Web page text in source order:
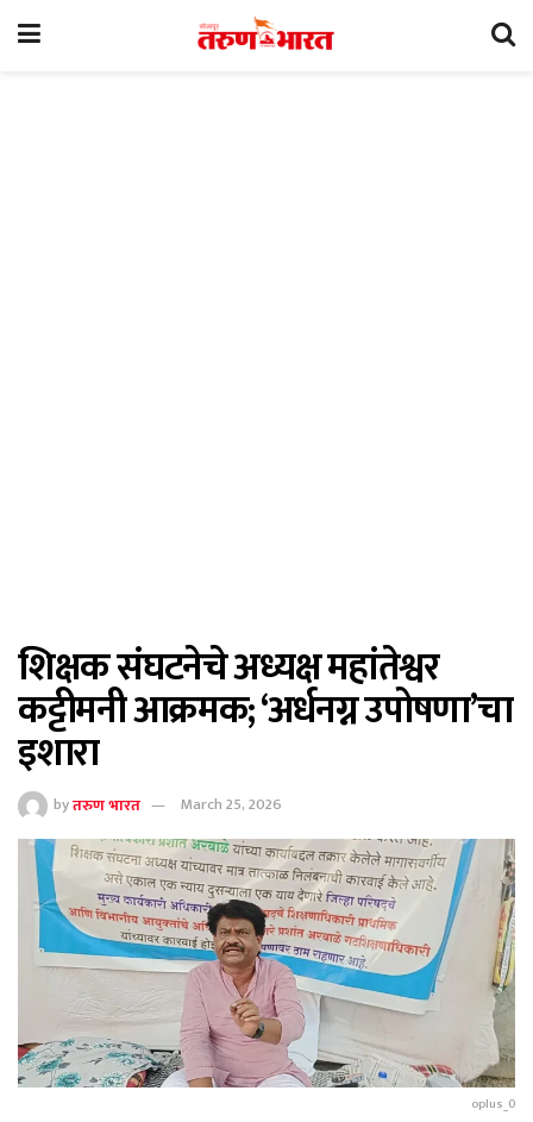
शिक्षक संघटनेचे अध्यक्ष महांतेश्वर
कट्टीमनी आक्रमक; ‘अर्धनग्न उपोषणा’चा
इशारा
byतरुण भारत March 25, 2026
oplus_0